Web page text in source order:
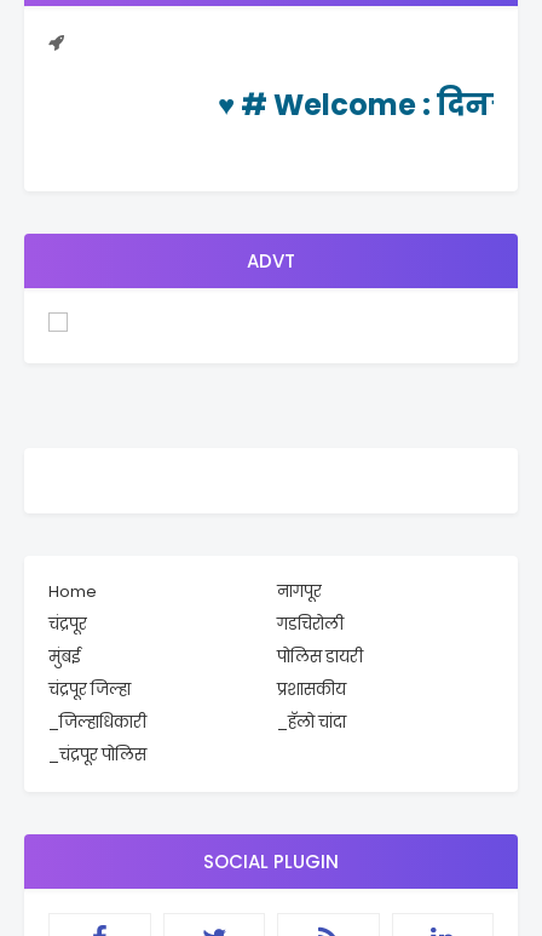
Welcome: दिनचर्या
ADVT
Home
नागपूर
चंद्रपूर
गडचिरोली
मुंबई
पोलिस डायरी
चंद्रपूर जिल्हा
प्रशासकीय
_जिल्हाधिकारी
_हॅलो चांदा
_चंद्रपूर पोलिस
SOCIAL PLUGIN